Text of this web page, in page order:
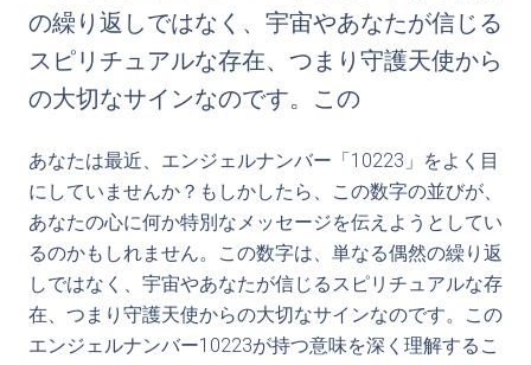
の繰り返しではなく、宇宙やあなたが信じる
スピリチュアルな存在、つまり守護天使から
の大切なサインなのです。この
あなたは最近、エンジェルナンバー「10223」をよく目
にしていませんか？もしかしたら、この数字の並びが、
あなたの心に何か特別なメッセージを伝えようとしてい
るのかもしれません。この数字は、単なる偶然の繰り返
しではなく、宇宙やあなたが信じるスピリチュアルな存
在、つまり守護天使からの大切なサインなのです。この
エンジェルナンバー10223が持つ意味を深く理解するこ